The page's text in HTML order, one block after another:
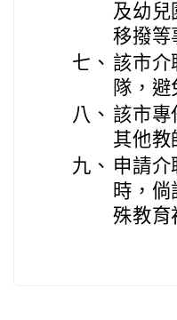
及幼兒
移撥等
七、 該市介
隊，
八、 該市專
其他教
九、 申請
時，
殊教育